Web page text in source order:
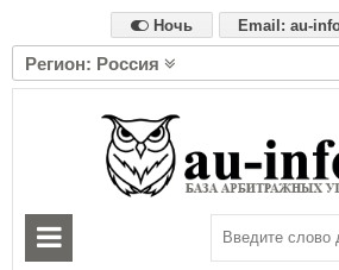
Email: au-
Ночь
Регион: Россия
Алтайский край
Амурская область
Архангельская область
Астраханская область
Б